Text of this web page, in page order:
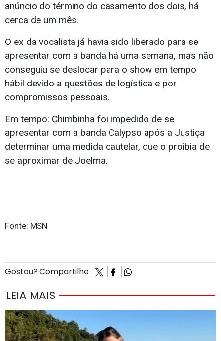
anúncio do término do casamento dos dois, há
cerca de um mês.
O ex da vocalista já havia sido liberado para se
apresentar com a banda há uma semana, mas não
conseguiu se deslocar para o show em tempo
hábil devido a questões de logística e por
compromissos pessoais.
Em tempo: Chimbinha foi impedido de se
apresentar com a banda Calypso após a Justiça
determinar uma medida cautelar, que o proibia de
se aproximar de Joelma.
Fonte: MSN
Gostou? Compartilhe
LEIA MAIS